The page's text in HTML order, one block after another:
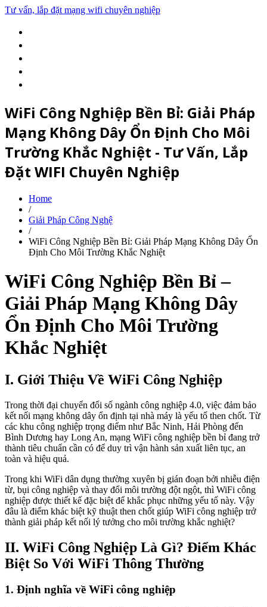
Tư vấn, lắp đặt mạng wifi chuyên nghiệp
WiFi Công Nghiệp Bền Bỉ: Giải Pháp
Mạng Không Dây Ổn Định Cho Môi
Trường Khắc Nghiệt - Tư Vấn, Lắp
Đặt WIFI Chuyên Nghiệp
Home
/
Giải Pháp Công Nghệ
/
WiFi Công Nghiệp Bền Bỉ: Giải Pháp Mạng Không Dây Ổn
Định Cho Môi Trường Khắc Nghiệt
WiFi Công Nghiệp Bền Bỉ –
Giải Pháp Mạng Không Dây
Ổn Định Cho Môi Trường
Khắc Nghiệt
I. Giới Thiệu Về WiFi Công Nghiệp
Trong thời đại chuyển đổi số ngành công nghiệp 4.0, việc đảm bảo
kết nối mạng không dây ổn định tại nhà máy là yếu tố then chốt. Từ
các khu công nghiệp trọng điểm như Bắc Ninh, Hải Phòng đến
Bình Dương hay Long An, mạng WiFi công nghiệp bền bỉ đang trở
thành tiêu chuẩn cần có để duy trì vận hành sản xuất liên tục, an
toàn và hiệu quả.
Trong khi WiFi dân dụng thường xuyên bị gián đoạn bởi nhiễu điện
từ, bụi công nghiệp và thay đổi môi trường đột ngột, thì WiFi công
nghiệp được thiết kế đặc biệt để khắc phục những yếu tố này. Vậy
đâu là điểm khác biệt kỹ thuật then chốt giúp WiFi công nghiệp trở
thành giải pháp kết nối lý tưởng cho môi trường khắc nghiệt?
II. WiFi Công Nghiệp Là Gì? Điểm Khác
Biệt So Với WiFi Thông Thường
1. Định nghĩa về WiFi công nghiệp